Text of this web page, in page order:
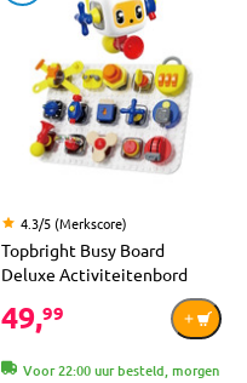
4.3/5 (Merkscore)
Topbright Busy Board
Deluxe Activiteitenbord
49,99
Voor 22:00 uur besteld, morgen